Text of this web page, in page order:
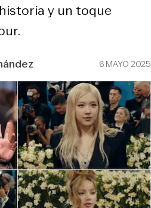
y un toque
6 MAYO 2025